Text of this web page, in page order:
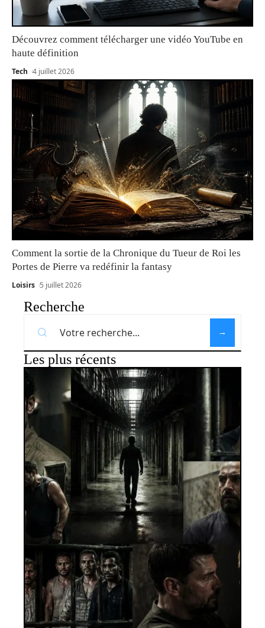
Découvrez comment télécharger une vidéo YouTube en
haute définition
Tech 4 juillet 2026
Comment la sortie de la Chronique du Tueur de Roi les
Portes de Pierre va redéfinir la fantasy
Loisirs 5 juillet 2026
Recherche
Les plus récents